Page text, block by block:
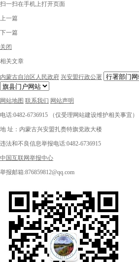
扫一扫在手机上打开页面
上一篇
下一篇
关闭
相关文章
内蒙古自治区人民政府 兴安盟行政公署
网站地图 联系我们 网站声明
电话:0482-6736915 （仅受理网站建设维护相关事宜）
地 址：内蒙古兴安盟扎赉特旗党政大楼
违法和不良信息举报电话:0482-6736915
中国互联网举报中心
举报邮箱:876859812@qq.com